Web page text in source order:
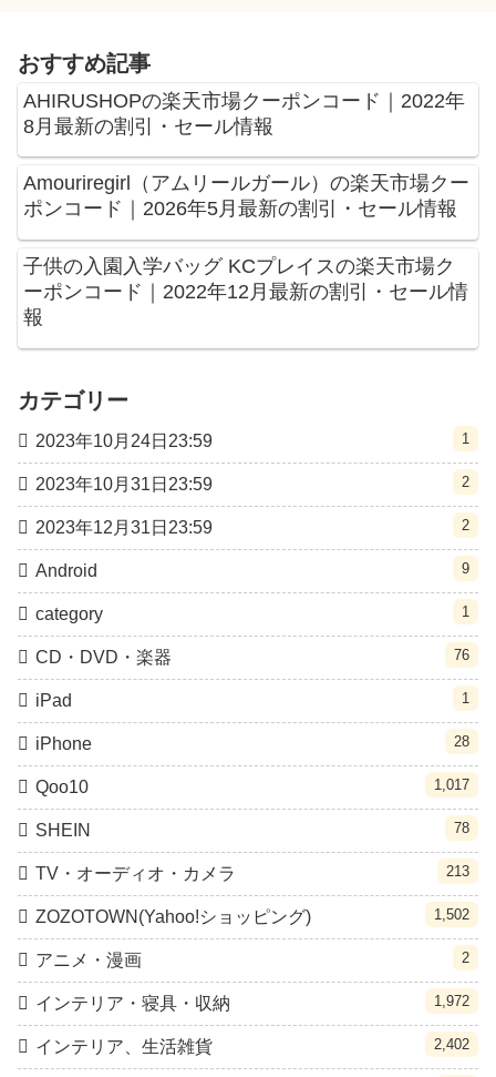
おすすめ記事
AHIRUSHOPの楽天市場クーポンコード｜2022年
8月最新の割引・セール情報
Amouriregirl（アムリールガール）の楽天市場クー
ポンコード｜2026年5月最新の割引・セール情報
子供の入園入学バッグ KCプレイスの楽天市場ク
ーポンコード｜2022年12月最新の割引・セール情
報
カテゴリー
2023年10月24日23:59 1
2023年10月31日23:59 2
2023年12月31日23:59 2
Android 9
category 1
CD・DVD・楽器 76
iPad 1
iPhone 28
Qoo10 1,017
SHEIN 78
TV・オーディオ・カメラ 213
ZOZOTOWN(Yahoo!ショッピング) 1,502
アニメ・漫画 2
インテリア・寝具・収納 1,972
インテリア、生活雑貨 2,402